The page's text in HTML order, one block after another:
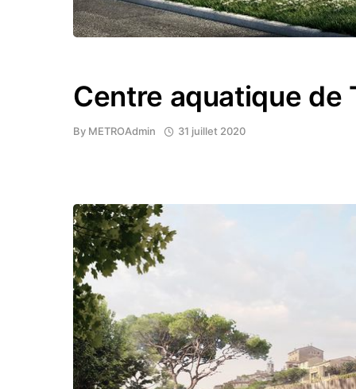
Centre aquatique de
By METROAdmin 31 juillet 2020